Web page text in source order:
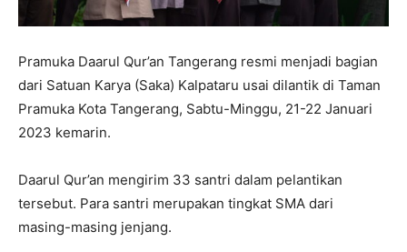
Pramuka Daarul Qur’an Tangerang resmi menjadi bagian
dari Satuan Karya (Saka) Kalpataru usai dilantik di Taman
Pramuka Kota Tangerang, Sabtu-Minggu, 21-22 Januari
2023 kemarin.
Daarul Qur’an mengirim 33 santri dalam pelantikan
tersebut. Para santri merupakan tingkat SMA dari
masing-masing jenjang.